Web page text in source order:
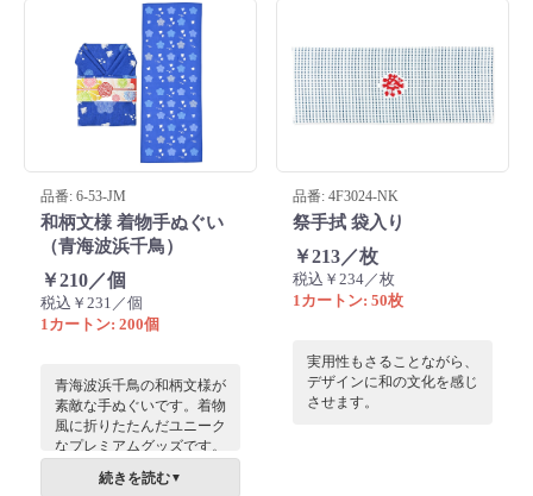
る点も魅力です。
品番: 6-53-JM
和柄文様 着物手ぬぐい
（青海波浜千鳥）
￥210／個
税込￥231／個
1カートン: 200個
青海波浜千鳥の和柄文様が
素敵な手ぬぐいです。着物
風に折りたたんだユニーク
なプレミアムグッズです。
お世話になった方にお渡し
するのにぴったり。敬老の
続きを読む▼
品番: 4F3024-NK
祭手拭 袋入り
￥213／枚
税込￥234／枚
1カートン: 50枚
実用性もさることながら、
デザインに和の文化を感じ
させます。